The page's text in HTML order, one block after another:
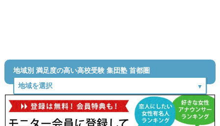
地域別 満足度の高い高校受験 集団塾 首都圏